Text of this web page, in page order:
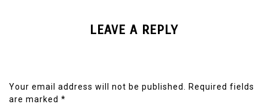
LEAVE A REPLY
Your email address will not be published.
Required fields
are marked *